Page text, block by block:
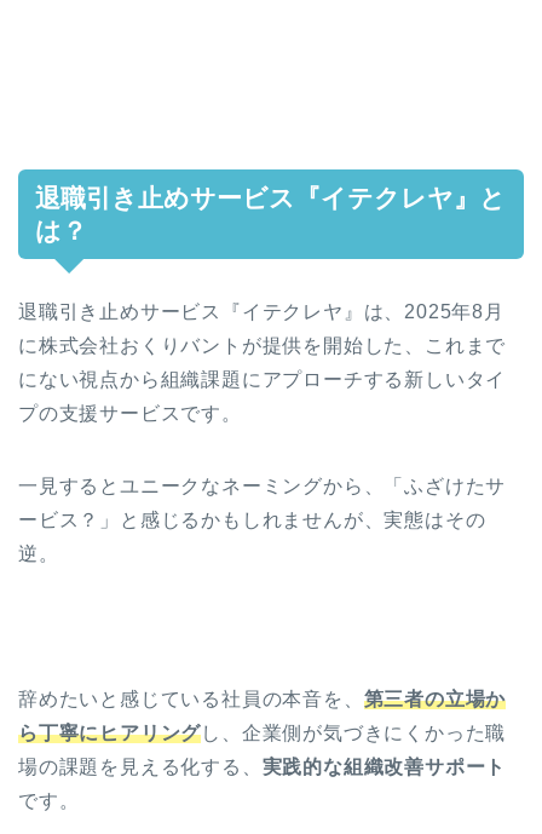
退職引き止めサービス『イテクレヤ』と
は？
退職引き止めサービス『イテクレヤ』は、2025年8月
に株式会社おくりバントが提供を開始した、これまで
にない視点から組織課題にアプローチする新しいタイ
プの支援サービスです。
一見するとユニークなネーミングから、「ふざけたサ
ービス？」と感じるかもしれませんが、実態はその
逆。
辞めたいと感じている社員の本音を、 第三者の立場か
ら丁寧にヒアリングし、企業側が気づきにくかった職
場の課題を見える化する、 実践的な組織改善サポート
です。